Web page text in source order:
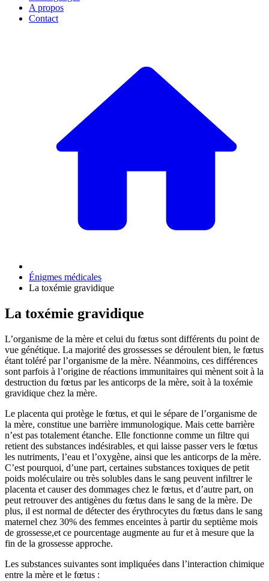
A propos
Contact
Énigmes médicales
La toxémie gravidique
La toxémie gravidique
L’organisme de la mère et celui du fœtus sont différents du point de
vue génétique. La majorité des grossesses se déroulent bien, le fœtus
étant toléré par l’organisme de la mère. Néanmoins, ces différences
sont parfois à l’origine de réactions immunitaires qui mènent soit à la
destruction du fœtus par les anticorps de la mère, soit à la toxémie
gravidique chez la mère.
Le placenta qui protège le fœtus, et qui le sépare de l’organisme de
la mère, constitue une barrière immunologique. Mais cette barrière
n’est pas totalement étanche. Elle fonctionne comme un filtre qui
retient des substances indésirables, et qui laisse passer vers le fœtus
les nutriments, l’eau et l’oxygène, ainsi que les anticorps de la mère.
C’est pourquoi, d’une part, certaines substances toxiques de petit
poids moléculaire ou très solubles dans le sang peuvent infiltrer le
placenta et causer des dommages chez le fœtus, et d’autre part, on
peut retrouver des antigènes du fœtus dans le sang de la mère. De
plus, il est normal de détecter des érythrocytes du fœtus dans le sang
maternel chez 30% des femmes enceintes à partir du septième mois
de grossesse,et ce pourcentage augmente au fur et à mesure que la
fin de la grossesse approche.
Les substances suivantes sont impliquées dans l’interaction chimique
entre la mère et le fœtus :